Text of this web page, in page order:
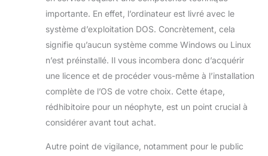
2,4 GHz/5 GHz et
Bluetooth 4.2, le
système est
préinstallé, plus
a également une
webcam frontale
pop-up, peut être
utilisée pour le
réunions de
importante. En effet, l’ordinateur est livré avec le
système d’exploitation DOS. Concrètement, cela
signifie qu’aucun système comme Windows ou Linux
n’est préinstallé. Il vous incombera donc d’acquérir
une licence et de procéder vous-même à l’installation
complète de l’OS de votre choix. Cette étape,
rédhibitoire pour un néophyte, est un point crucial à
considérer avant tout achat.
Autre point de vigilance, notamment pour le public